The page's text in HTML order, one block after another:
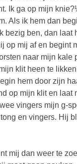
Ik ga op mijn
Als ik hem dan
ben, dan
op mij af en
naar mijn
klit heen te
hem door zijn
op mijn klit en
vingers mijn g-
en vingers. Hij
mij dan weer te